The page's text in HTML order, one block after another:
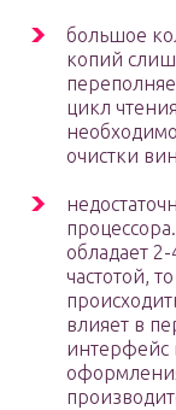
большое
копий
цикл
очистки
обладает
частотой,
влияет в
интерфейс